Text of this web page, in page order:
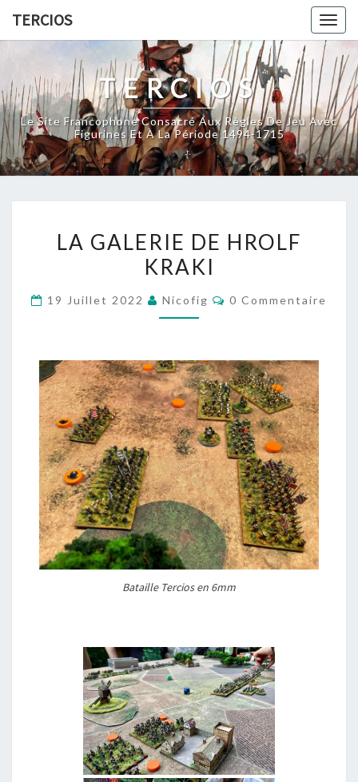
TERCIOS
TERCIOS
Le Site Francophone Consacré Aux Règles De Jeu Avec
Figurines Et À La Période 1494-1715
GALERIE
DE
KRAKI
LA GALERIE DE HROLF
KRAKI
19 Juillet 2022 Nicofig Commentaires
0 Commentaire
Bataille Tercios en 6mm